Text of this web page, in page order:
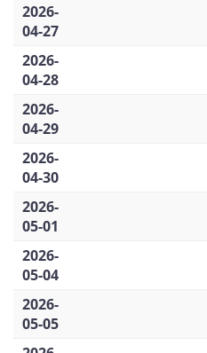
2026-
04-27
2026-
04-28
2026-
04-29
2026-
04-30
2026-
05-01
2026-
05-04
2026-
05-05